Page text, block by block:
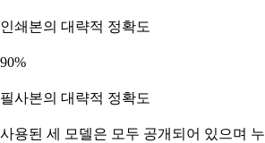
인쇄본의 대략적 정확도
90%
필사본의 대략적 정확도
사용된 세 모델은 모두 공개되어 있으며